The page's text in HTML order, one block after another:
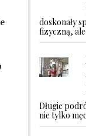
doskonały
fizyczną,
Długie
nie tylko